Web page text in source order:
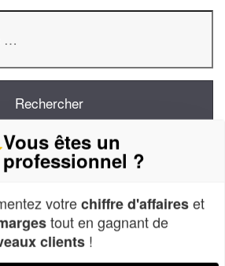
decommunication à
Vous êtes un
professionnel ?
votrechiffre d'affaireset
tout en gagnant de
clients !